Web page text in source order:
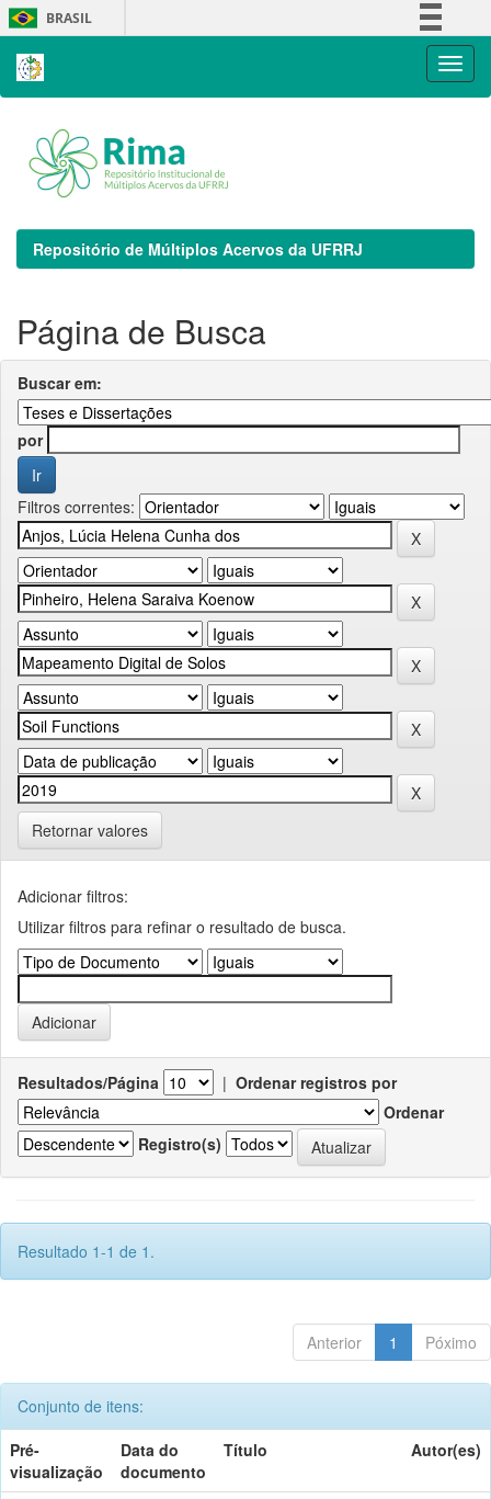
Skip
navigation
BRASIL
Repositório de Múltiplos Acervos da UFRRJ
Página de Busca
Buscar em:
por
Filtros correntes:
Retornar valores
Adicionar filtros:
Utilizar filtros para refinar o resultado de busca.
Resultados/Página | Ordenar registros por
Ordenar
Registro(s)
Resultado 1-1 de 1.
Anterior 1 Póximo
Conjunto de itens:
Pré-
visualização
Data do
documento
Título Autor(es)